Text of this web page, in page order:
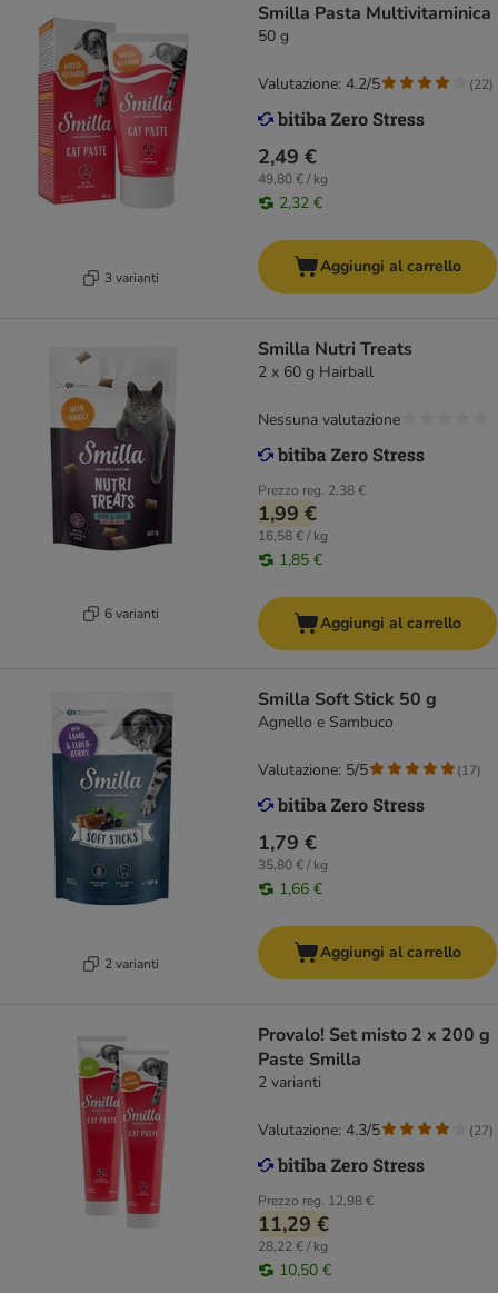
3 varianti
Smilla Pasta Multivitaminica
50 g
2,49 €
49,80 € / kg
2,32 €
Valutazione: 4.2/5 (22)
Aggiungi al carrello
6 varianti
Smilla Nutri Treats
2 x 60 g Hairball
Prezzo reg. 2,38 €
1,99 €
16,58 € / kg
1,85 €
Nessuna valutazione
Aggiungi al carrello
2 varianti
Smilla Soft Stick 50 g
Agnello e Sambuco
1,79 €
35,80 € / kg
1,66 €
Valutazione: 5/5 (17)
Aggiungi al carrello
Provalo! Set misto 2 x 200 g
Paste Smilla
2 varianti
Prezzo reg. 12,98 €
11,29 €
28,22 € / kg
10,50 €
Valutazione: 4.3/5 (27)